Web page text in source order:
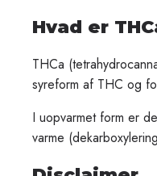
Hvad er
THCa
syreform af THC og
I uopvarmet form er
varme